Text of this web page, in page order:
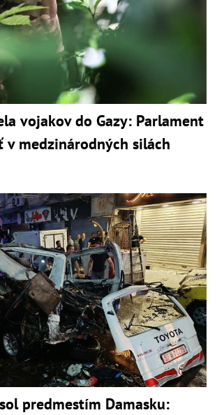
vojakov do Gazy: Parlament
v medzinárodných silách
predmestím Damasku: